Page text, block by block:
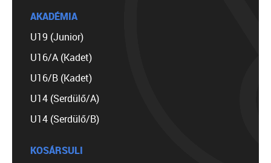
AKADÉMIA
U19 (Junior)
U16/A (Kadet)
U16/B (Kadet)
U14 (Serdülő/A)
U14 (Serdülő/B)
KOSÁRSULI